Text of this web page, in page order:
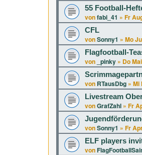
55 Football-
vonfabi_41 » Fr
CFL
vonSonny1 » Mo
Flagfootball-
von _pinky » Do
von RTausDbg » Mi
Livestream
vonGrafZahl » Fr
vonSonny1 » Fr
ELF players
von